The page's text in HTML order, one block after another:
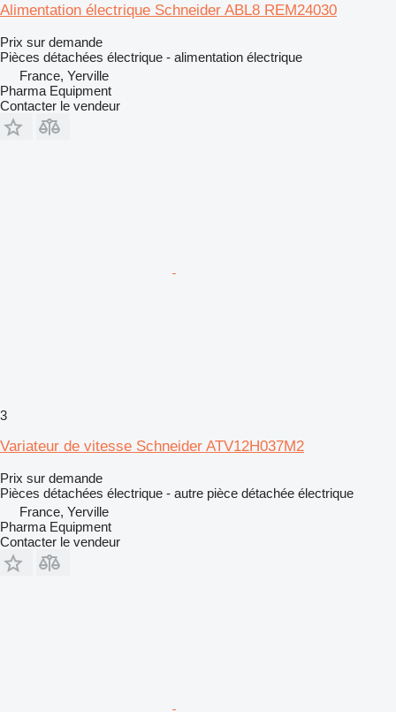
Alimentation électrique Schneider ABL8 REM24030
Prix sur demande
Pièces détachées électrique - alimentation électrique
France, Yerville
Pharma Equipment
Contacter le vendeur
3
Variateur de vitesse Schneider ATV12H037M2
Prix sur demande
Pièces détachées électrique - autre pièce détachée électrique
France, Yerville
Pharma Equipment
Contacter le vendeur